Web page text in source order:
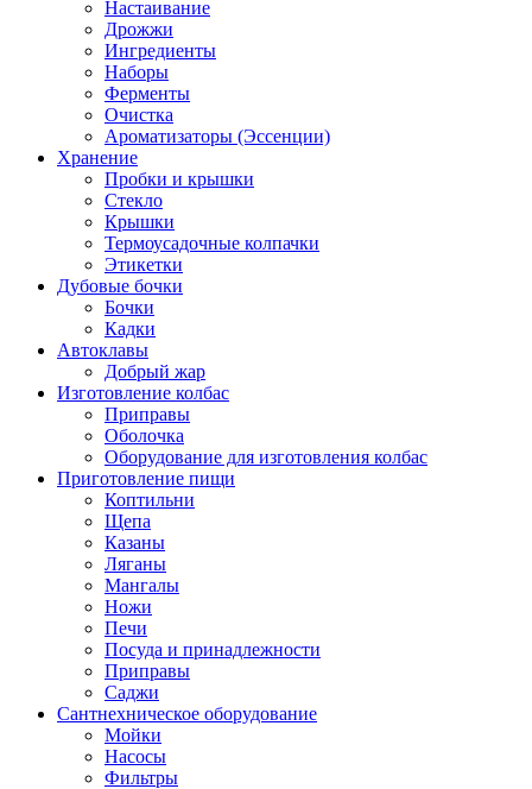
Настаивание
Дрожжи
Ингредиенты
Наборы
Ферменты
Очистка
Ароматизаторы (Эссенции)
Хранение
Пробки и крышки
Стекло
Крышки
Термоусадочные колпачки
Этикетки
Дубовые бочки
Бочки
Кадки
Автоклавы
Добрый жар
Изготовление колбас
Приправы
Оболочка
Оборудование для изготовления колбас
Приготовление пищи
Коптильни
Щепа
Казаны
Ляганы
Мангалы
Ножи
Печи
Посуда и принадлежности
Приправы
Саджи
Сантнехническое оборудование
Мойки
Насосы
Фильтры